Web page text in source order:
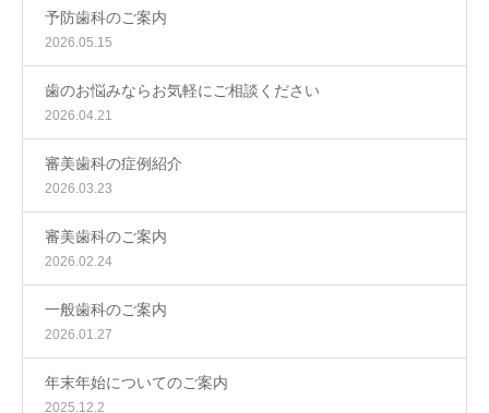
予防歯科のご案内
2026.05.15
歯のお悩みならお気軽にご相談ください
2026.04.21
審美歯科の症例紹介
2026.03.23
審美歯科のご案内
2026.02.24
一般歯科のご案内
2026.01.27
年末年始についてのご案内
2025.12.2